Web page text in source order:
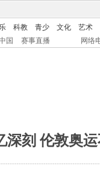
科教 青少 文化
艺术
国 赛事直播 网络
深刻 伦敦奥